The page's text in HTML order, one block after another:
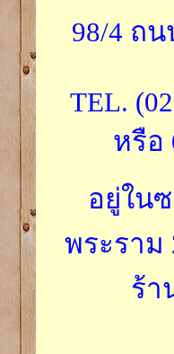
98/4 ถ
TEL.
หรือ
อยู่ใน
พระราม
ร้า